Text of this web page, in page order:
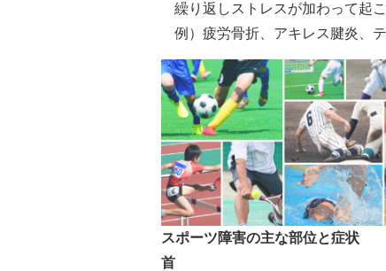
繰り返しストレスが加わって起
例）疲労骨折、アキレス腱炎、
スポーツ障害の主な部位と症状
首